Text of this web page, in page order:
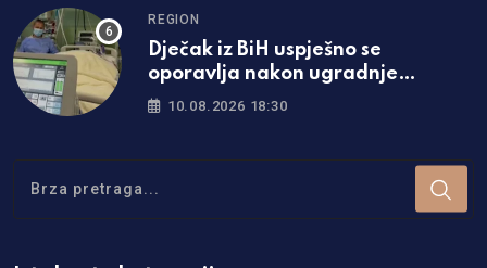
REGION
Dječak iz BiH uspješno se
oporavlja nakon ugradnje
vještačkog srca u Beogradu
10.08.2026 18:30